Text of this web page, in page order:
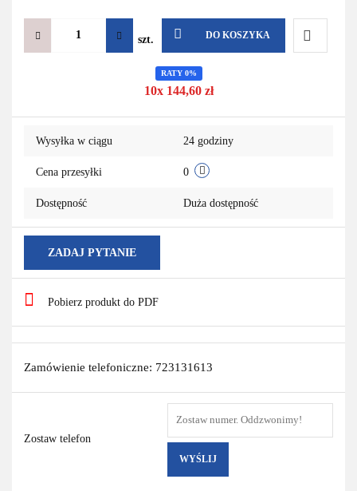
szt. DO KOSZYKA
RATY 0%
10x 144,60 zł
Wysyłka w ciągu 24 godziny
Cena przesyłki 0
Dostępność Duża dostępność
ZADAJ PYTANIE
Pobierz produkt do PDF
Zamówienie telefoniczne: 723131613
Zostaw telefon
WYŚLIJ